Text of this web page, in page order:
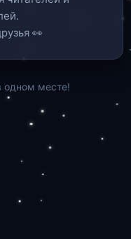
👀
одном месте!